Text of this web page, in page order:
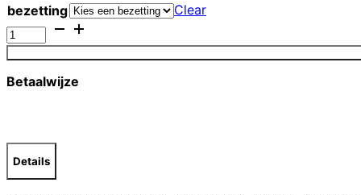
bezetting
Clear
Far
from
over
quantity
Betaalwijze
Details